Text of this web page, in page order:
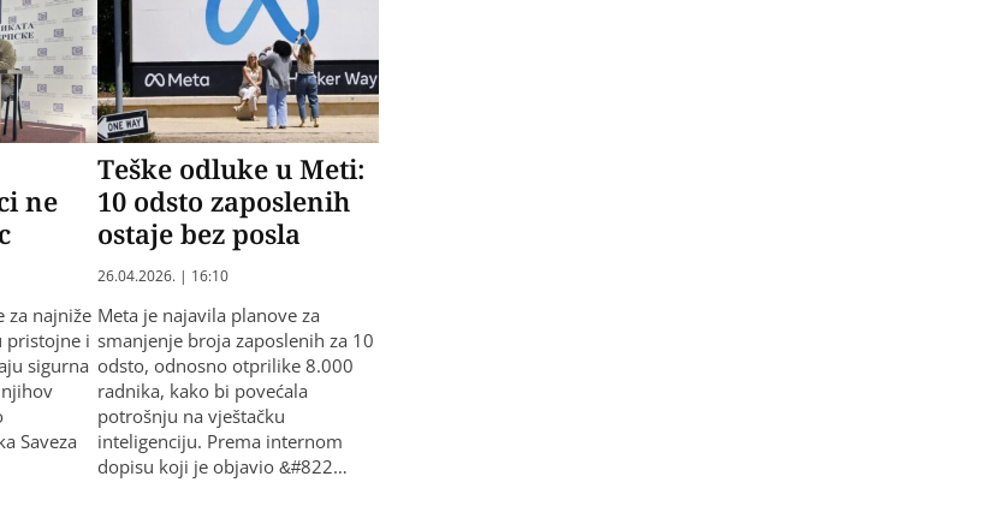
ne
za najniže
pristojne i
sigurna
Saveza
Teške odluke u Meti:
10 odsto zaposlenih
ostaje bez posla
26.04.2026. | 16:10
​Meta je najavila planove za
smanjenje broja zaposlenih za 10
odsto, odnosno otprilike 8.000
radnika, kako bi povećala
potrošnju na vještačku
inteligenciju. Prema internom
dopisu koji je objavio &#822…